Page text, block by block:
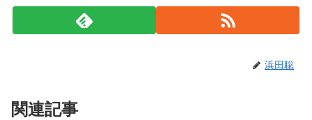
浜田聡
関連記事